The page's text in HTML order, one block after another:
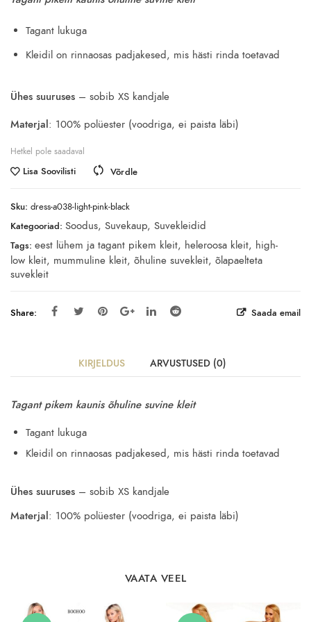
17.50€.
Tagant lukuga
Kleidil on rinnaosas padjakesed, mis hästi rinda toetavad
Ühes suuruses – sobib XS kandjale
Materjal: 100% polüester (voodriga, ei paista läbi)
Hetkel pole saadaval
Lisa Soovilisti Võrdle
Sku: dress-a038-light-pink-black
Kategooriad: Soodus, Suvekaup, Suvekleidid
Tags: eest lühem ja tagant pikem kleit, heleroosa kleit, high-
low kleit, mummuline kleit, õhuline suvekleit, õlapaelteta
suvekleit
Share: Saada email
KIRJELDUS ARVUSTUSED (0)
Tagant pikem kaunis õhuline suvine kleit
Tagant lukuga
Kleidil on rinnaosas padjakesed, mis hästi rinda toetavad
Ühes suuruses – sobib XS kandjale
Materjal: 100% polüester (voodriga, ei paista läbi)
VAATA VEEL